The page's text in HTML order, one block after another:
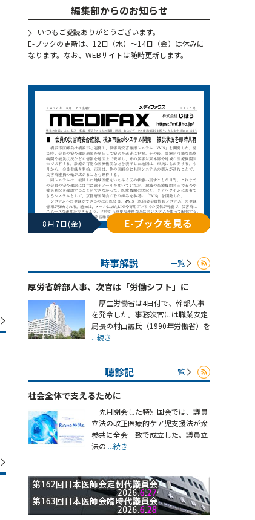
編集部からのお知らせ
いつもご愛読ありがとうございます。
E-ブックの更新は、12日（水）～14日（金）は休みに
なります。なお、WEBサイトは随時更新します。
8月7日(金) E-ブックを見る
時事解説 一覧
厚労省幹部人事、次官は「労働シフト」に
厚生労働省は4日付で、幹部人事
を発令した。事務次官には職業安定
局長の村山誠氏（1990年労働省）を
...続き
聴診記 一覧
社会全体で支えるために
先月閉会した特別国会では、議員
立法の改正医療的ケア児支援法が衆
参共に全会一致で成立した。議員立
法の ...続き